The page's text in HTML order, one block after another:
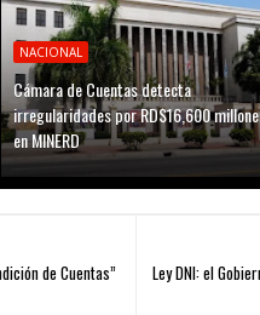
NACIONAL
Cámara de Cuentas detecta
irregularidades por RD$16,600
en MINERD
Ley DNI: el
de Cuentas”